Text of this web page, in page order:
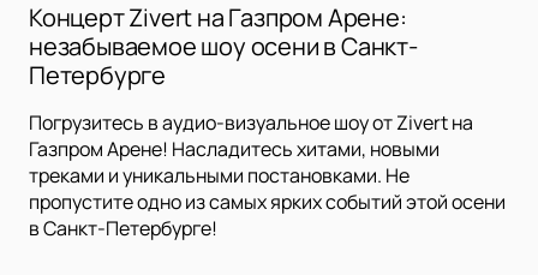
Концерт Zivert на Газпром Арене:
незабываемое шоу осени в Санкт-
Петербурге
Погрузитесь в аудио-визуальное шоу от Zivert на
Газпром Арене! Насладитесь хитами, новыми
треками и уникальными постановками. Не
пропустите одно из самых ярких событий этой осени
в Санкт-Петербурге!